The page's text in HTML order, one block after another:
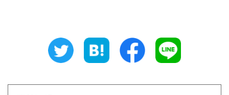
350円 福井県
350円 長野県
岐阜県 350円 静岡県 350円